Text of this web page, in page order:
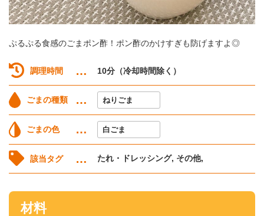
ぷるぷる食感のごまポン酢！ポン酢のかけすぎも防げますよ◎
調理時間 10分（冷却時間除く）
ごまの種類 ねりごま
ごまの色 白ごま
該当タグ たれ・ドレッシング, その他,
材料